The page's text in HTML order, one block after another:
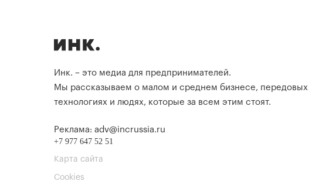
Инк. – это медиа для предпринимателей.
Мы рассказываем о малом и среднем бизнесе, передовых
технологиях и людях, которые за всем этим стоят.
Реклама: adv@incrussia.ru
+7 977 647 52 51
Карта сайта
Cookies